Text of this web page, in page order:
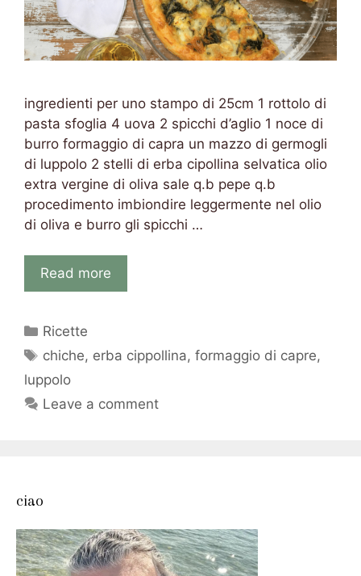
ingredienti per uno stampo di 25cm 1 rottolo di
pasta sfoglia 4 uova 2 spicchi d’aglio 1 noce di
burro formaggio di capra un mazzo di germogli
di luppolo 2 stelli di erba cipollina selvatica olio
extra vergine di oliva sale q.b pepe q.b
procedimento imbiondire leggermente nel olio
di oliva e burro gli spicchi …
Read more
Categories
Ricette
Tags
chiche, erba cippollina,formaggio di capre,
luppolo
Leave a comment
ciao